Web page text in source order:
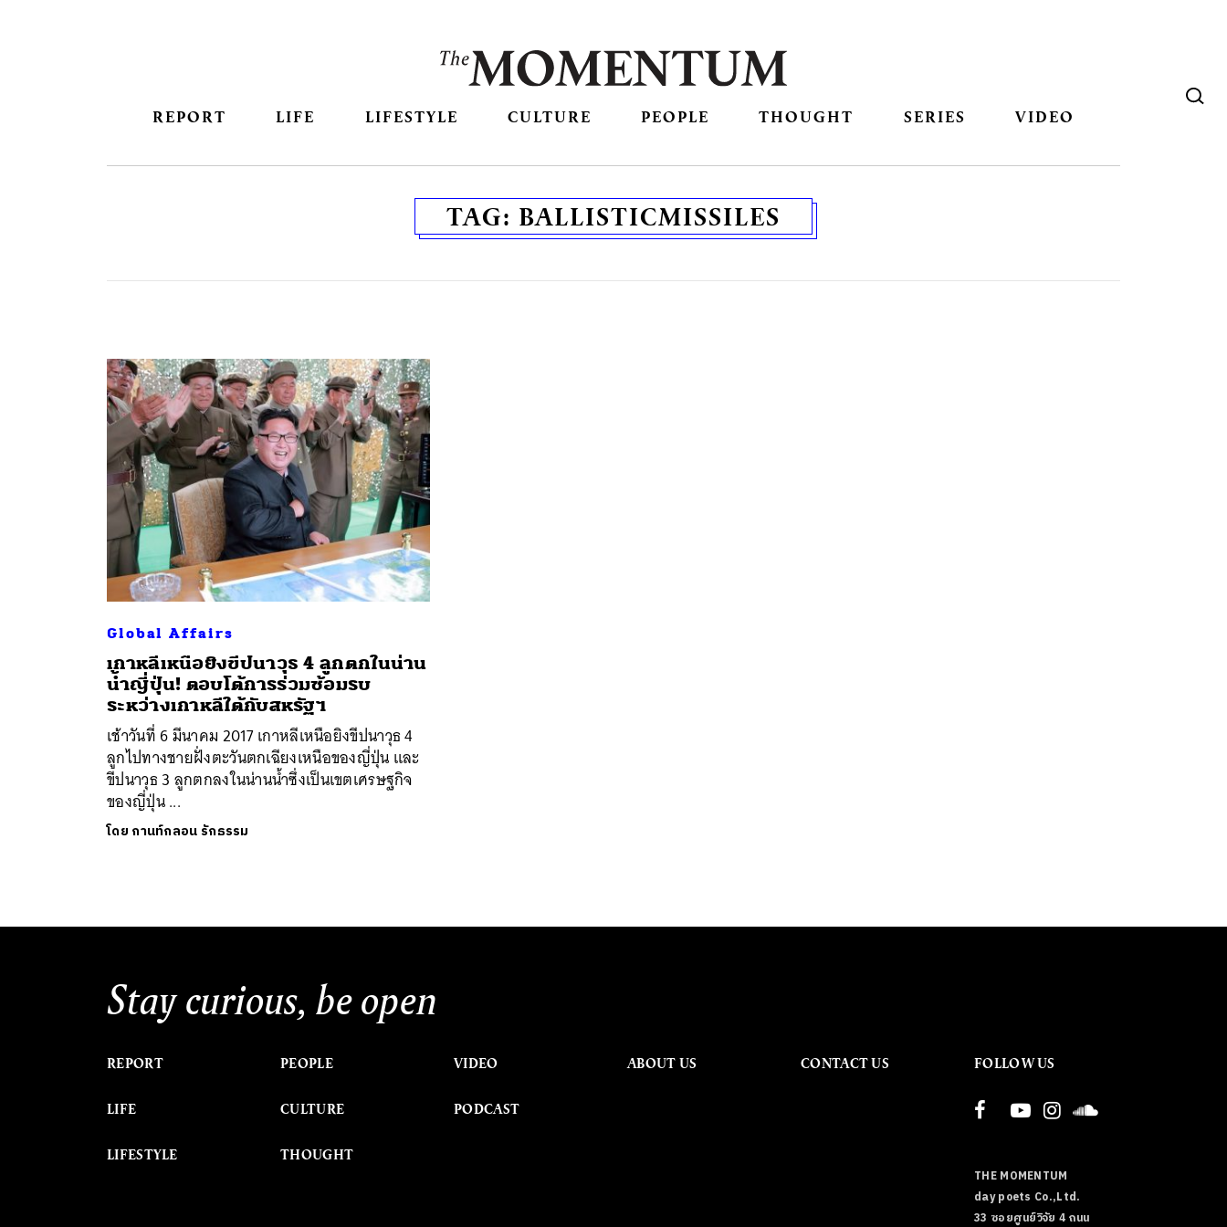
REPORT LIFE LIFESTYLE CULTURE PEOPLE THOUGHT SERIES VIDEO
TAG: BALLISTICMISSILES
Global Affairs
เกาหลีเหนือยิงขีปนาวุธ 4 ลูกตกในน่าน
น้ำญี่ปุ่น! ตอบโต้การร่วมซ้อมรบ
ระหว่างเกาหลีใต้กับสหรัฐฯ
เช้าวันที่ 6 มีนาคม 2017 เกาหลีเหนือยิงขีปนาวุธ 4
ลูกไปทางชายฝั่งตะวันตกเฉียงเหนือของญี่ปุ่น และ
ขีปนาวุธ 3 ลูกตกลงในน่านน้ำซึ่งเป็นเขตเศรษฐกิจ
ของญี่ปุ่น ...
โดย กานท์กลอน รักธรรม
Stay curious, be open
REPORT
LIFE
LIFESTYLE
PEOPLE
CULTURE
THOUGHT
VIDEO
PODCAST
ABOUT US CONTACT US FOLLOW US
THE MOMENTUM
day poets Co.,Ltd.
33 ซอยศูนย์วิจัย 4 ถนน